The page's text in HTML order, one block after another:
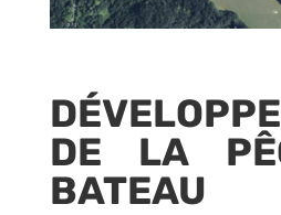
DE LA
BATEAU